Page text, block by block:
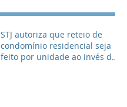
STJ autoriza que reteio de
condomínio residencial seja
feito por unidade ao invés de